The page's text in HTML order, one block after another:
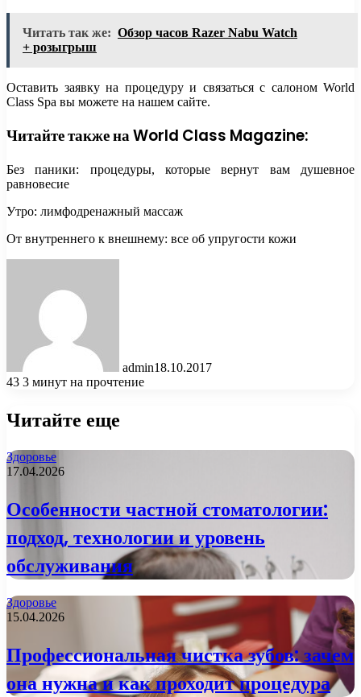
Читать так же: Обзор часов Razer Nabu Watch
+ розыгрыш
Оставить заявку на процедуру и связаться с салоном World
Class Spa вы можете на нашем сайте.
Читайте также на World Class Magazine:
Без паники: процедуры, которые вернут вам душевное
равновесие
Утро: лимфодренажный массаж
От внутреннего к внешнему: все об упругости кожи
admin18.10.2017
43 3 минут на прочтение
Читайте еще
Здоровье
17.04.2026
Особенности частной стоматологии:
подход, технологии и уровень
обслуживания
Здоровье
15.04.2026
Профессиональная чистка зубов: зачем
она нужна и как проходит процедура